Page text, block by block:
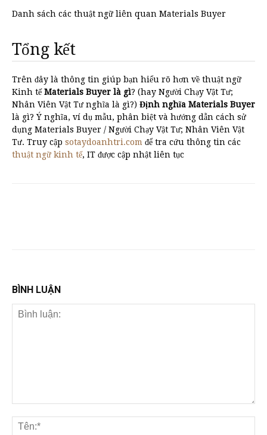
Danh sách các thuật ngữ liên quan Materials Buyer
Tổng kết
Trên đây là thông tin giúp bạn hiểu rõ hơn về thuật ngữ
Kinh tếMaterials Buyer là gì? (hay Người Chạy Vật Tư;
Nhân Viên Vật Tư nghĩa là gì?) Định nghĩa Materials Buyer
là gì? Ý nghĩa, ví dụ mẫu, phân biệt và hướng dẫn cách sử
dụng Materials Buyer / Người Chạy Vật Tư; Nhân Viên Vật
Tư. Truy cập sotaydoanhtri.com để tra cứu thông tin các
thuật ngữ kinh tế, IT được cập nhật liên tục
BÌNH LUẬN